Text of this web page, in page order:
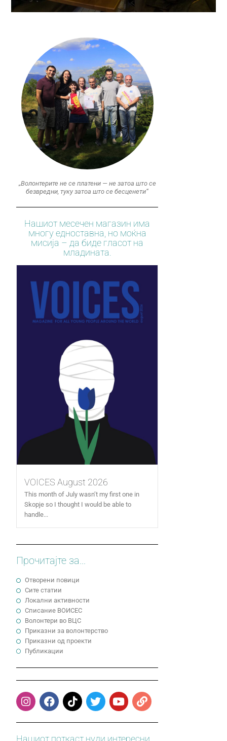
„Волонтерите не се платени — не затоа што се
безвредни, туку затоа што се бесценети“
Нашиот месечен магазин има
многу едноставна, но моќна
мисија – да биде гласот на
младината.
VOICES August 2026
This month of July wasn’t my first one in
Skopje so I thought I would be able to
handle...
Прочитајте за...
Отворени повици
Сите статии
Локални активности
Cписание ВОИСЕС
Волонтери во ВЦС
Приказни за волонтерство
Приказни од проекти
Публикации
Нашиот поткаст нуди интересни